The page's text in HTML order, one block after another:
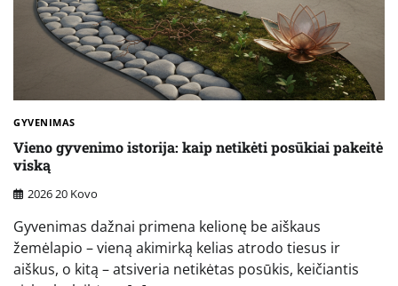
GYVENIMAS
Vieno gyvenimo istorija: kaip netikėti posūkiai pakeitė
viską
2026 20 Kovo
Gyvenimas dažnai primena kelionę be aiškaus
žemėlapio – vieną akimirką kelias atrodo tiesus ir
aiškus, o kitą – atsiveria netikėtas posūkis, keičiantis